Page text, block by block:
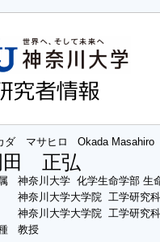
ダ マサヒロ Okada Masahiro
田 正弘
神奈川大学 化学生命学部 生
神奈川大学大学院 工学研究
神奈川大学大学院 工学研究
教授